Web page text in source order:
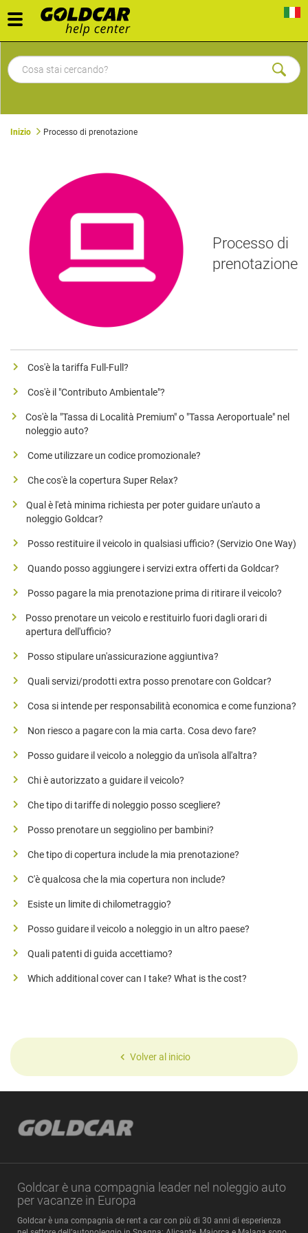
Toggle
navigation
Inizio Processo di prenotazione
Processo di
prenotazione
Cos'è la tariffa Full-Full?
Cos'è il "Contributo Ambientale"?
Cos'è la "Tassa di Località Premium" o "Tassa Aeroportuale" nel
noleggio auto?
Come utilizzare un codice promozionale?
Che cos'è la copertura Super Relax?
Qual è l'età minima richiesta per poter guidare un'auto a
noleggio Goldcar?
Posso restituire il veicolo in qualsiasi ufficio? (Servizio One Way)
Quando posso aggiungere i servizi extra offerti da Goldcar?
Posso pagare la mia prenotazione prima di ritirare il veicolo?
Posso prenotare un veicolo e restituirlo fuori dagli orari di
apertura dell'ufficio?
Posso stipulare un'assicurazione aggiuntiva?
Quali servizi/prodotti extra posso prenotare con Goldcar?
Cosa si intende per responsabilità economica e come funziona?
Non riesco a pagare con la mia carta. Cosa devo fare?
Posso guidare il veicolo a noleggio da un'isola all'altra?
Chi è autorizzato a guidare il veicolo?
Che tipo di tariffe di noleggio posso scegliere?
Posso prenotare un seggiolino per bambini?
Che tipo di copertura include la mia prenotazione?
C'è qualcosa che la mia copertura non include?
Esiste un limite di chilometraggio?
Posso guidare il veicolo a noleggio in un altro paese?
Quali patenti di guida accettiamo?
Which additional cover can I take? What is the cost?
Volver al inicio
Goldcar è una compagnia leader nel noleggio auto
per vacanze in Europa
Goldcar è una compagnia de rent a car con più di 30 anni di esperienza